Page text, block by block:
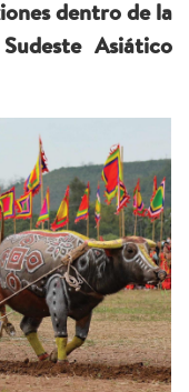
dentro de la
Asiático